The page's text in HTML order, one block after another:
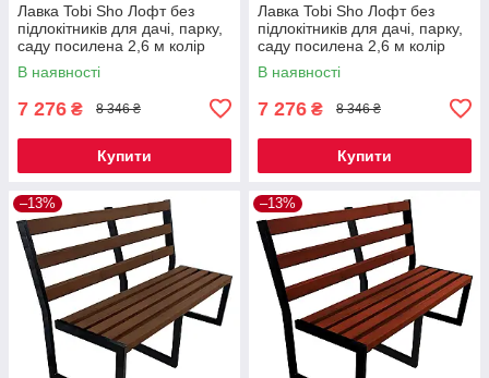
Лавка Tobi Sho Лофт без
підлокітників для дачі, парку,
саду посилена 2,6 м колір
макасар
В наявності
7 276 ₴ 8 346 ₴
Купити
Лавка Tobi Sho Лофт без
підлокітників для дачі, парку,
саду посилена 2,6 м колір
дуб
В наявності
7 276 ₴ 8 346 ₴
Купити
–13% –13%